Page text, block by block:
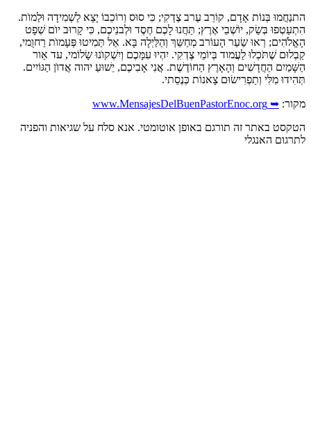
התנַחֲמוּ בְּנוֹת אָדָם, קוֹרֵב עֶרב צֶדְקִי; כִּי סוּס וְרוֹכֵבוֹ יָצָא לַשְׁמִידָה וּלַמוֺת.
הִתְעַטְפוּ בְּשַׂק, יוֹשְׁבֵי אֶרֶץ; תַּחֲנוּ לָכֶם חֶסֶד וּלְבנֵיכֶם, כִּי קָרוּב יוֺם שְׁפָט
הָאֱלֹהִים; רְאוּ שַׂעַר הָעוֹרב מְחַשֵּךְ וְהַלַּיְלָה בָּא. אַל תַּמִיטוּ פְּעָמוֺת רַחוֻמי,
קַבְלוּם שֶׁתֹּכְלוּ לַעֲמוד בְּיוֹמֵי צֶדְקִי. יִהְיוּ עִמָּכֶם וְיִשְׁקוֺנוּ שָׂלוֹמי, עד אַור
הַשָּׁמַיִם הַחֲדָשִׁים וְהָאָרֶץ הַחוֹדֶשֶׁת. אֲנִי אָבִיכֶם, יֵשׁוּעַ יהוה אֲדוֺן הַגּוֹיִים.
תְּהִידוּ מִלִּי וְתַפְרִישׂוּם צָאנוֹת כְּנֶסֵתי.
מקור: ➥ www.MensajesDelBuenPastorEnoc.org
הטקסט באתר זה תורגם באופן אוטומטי. אנא סלח על שגיאות והפניה
לתרגום האנגלי